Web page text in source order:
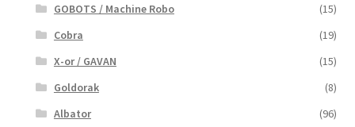
GOBOTS / Machine Robo
(15)
Cobra
(19)
X-or / GAVAN
(15)
Goldorak
(8)
Albator
(96)